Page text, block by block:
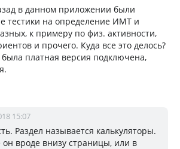
в данном приложении были
тестики на определение ИМТ и
к примеру по физ. активности,
и прочего. Куда все это делось?
платная версия подключена,
15:07
Раздел называется калькуляторы.
он вроде внизу страницы, или в